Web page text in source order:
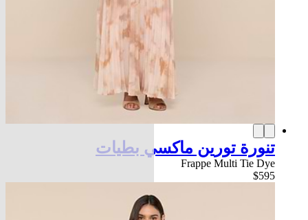
تنورة تورين ماكسي بطيات
Frappe Multi Tie Dye
$595